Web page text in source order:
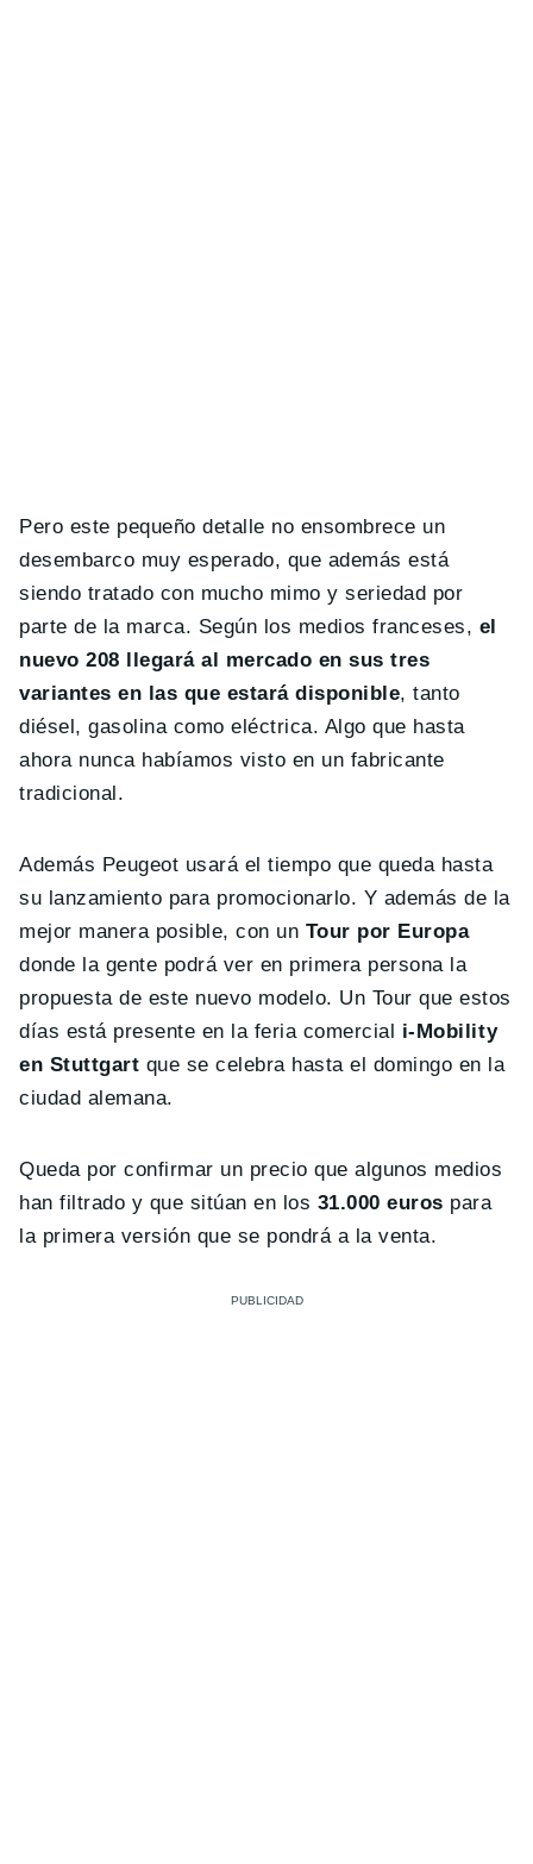
Pero este pequeño detalle no ensombrece un
desembarco muy esperado, que además está
siendo tratado con mucho mimo y seriedad por
parte de la marca. Según los medios franceses, el
nuevo 208 llegará al mercado en sus tres
variantes en las que estará disponible, tanto
diésel, gasolina como eléctrica. Algo que hasta
ahora nunca habíamos visto en un fabricante
tradicional.
Además Peugeot usará el tiempo que queda hasta
su lanzamiento para promocionarlo. Y además de la
mejor manera posible, con un Tour por Europa
donde la gente podrá ver en primera persona la
propuesta de este nuevo modelo. Un Tour que estos
días está presente en la feria comercial i-Mobility
en Stuttgart que se celebra hasta el domingo en la
ciudad alemana.
Queda por confirmar un precio que algunos medios
han filtrado y que sitúan en los 31.000 euros para
la primera versión que se pondrá a la venta.